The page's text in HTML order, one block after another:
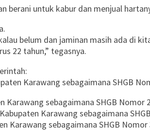
untuk kabur dan menjual
belum dan jaminan masih ada di
22 tahun,” tegasnya.
Karawang sebagaimana SHGB
Karawang sebagaimana SHGB
Karawang sebagaimana
Karawang sebagaimana SHGB